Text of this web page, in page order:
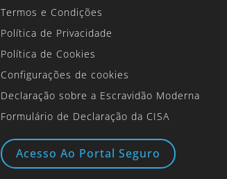
Termos e Condições
Política de Privacidade
Política de Cookies
Configurações de cookies
Declaração sobre a Escravidão Moderna
Formulário de Declaração da CISA
Acesso Ao Portal Seguro